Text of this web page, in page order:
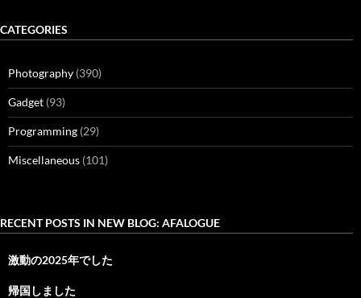
ゲ
ー
シ
ョ
ン
CATEGORIES
Photography (390)
Gadget (93)
Programming (29)
Miscellaneous (101)
RECENT POSTS IN NEW BLOG: AFALOGUE
激動の2025年でした
帰国しました